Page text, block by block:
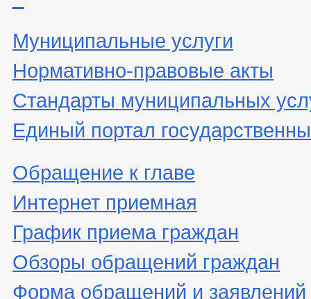
Муниципальные услуги
Нормативно-правовые акты
Стандарты муниципальных
Единый портал
Обращение к главе
Интернет приемная
График приема граждан
Обзоры обращений граждан
Форма обращений и заявлений